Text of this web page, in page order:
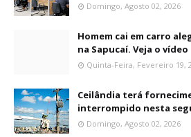
Domingo, Agosto 02, 2026
Homem cai em carro
na Sapucaí. Veja o vídeo
Quinta-Feira, Fevereiro 19,
Ceilândia terá
interrompido nesta
Domingo, Agosto 02, 2026